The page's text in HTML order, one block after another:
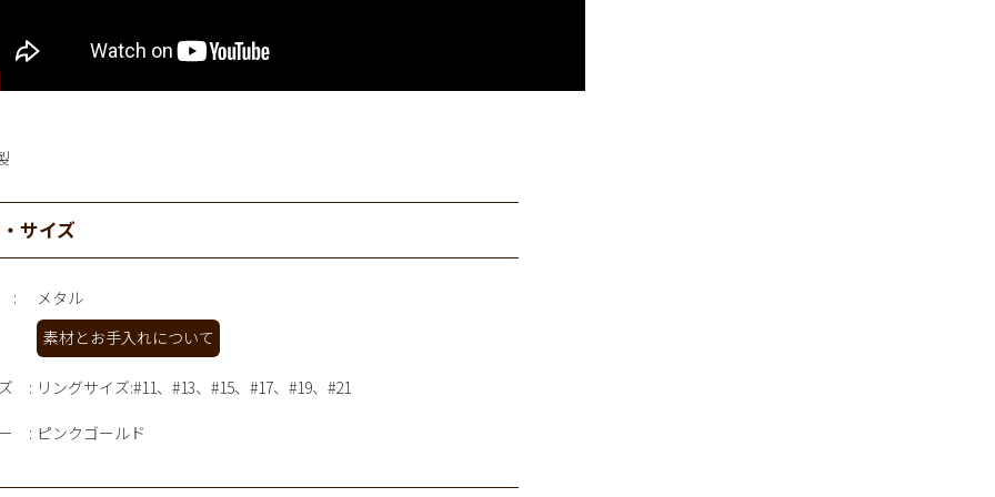
サイズ
メタル
素材とお手入れについて
リングサイズ:#11、#13、#15、#17、#19、#21
ピンクゴールド